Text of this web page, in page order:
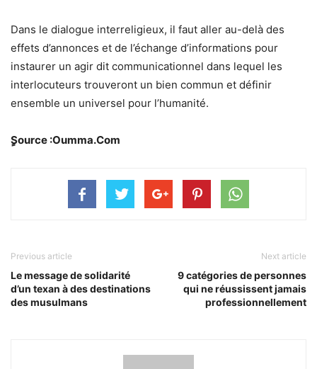
Dans le dialogue interreligieux, il faut aller au-delà des
effets d’annonces et de l’échange d’informations pour
instaurer un agir dit communicationnel dans lequel les
interlocuteurs trouveront un bien commun et définir
ensemble un universel pour l’humanité.
Source :Oumma.Com
Previous article
Le message de solidarité
d’un texan à des destinations
des musulmans
Next article
9 catégories de personnes
qui ne réussissent jamais
professionnellement